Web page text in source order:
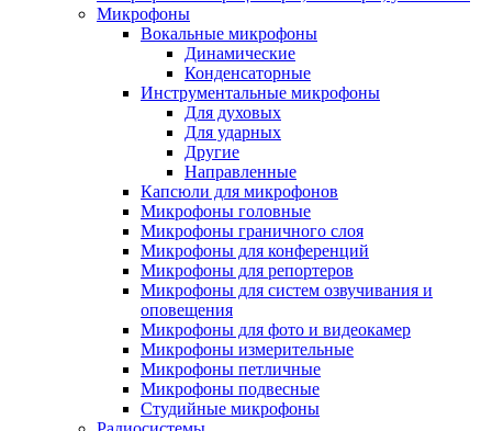
Микрофоны
Вокальные микрофоны
Динамические
Конденсаторные
Инструментальные микрофоны
Для духовых
Для ударных
Другие
Направленные
Капсюли для микрофонов
Микрофоны головные
Микрофоны граничного слоя
Микрофоны для конференций
Микрофоны для репортеров
Микрофоны для систем озвучивания и
оповещения
Микрофоны для фото и видеокамер
Микрофоны измерительные
Микрофоны петличные
Микрофоны подвесные
Студийные микрофоны